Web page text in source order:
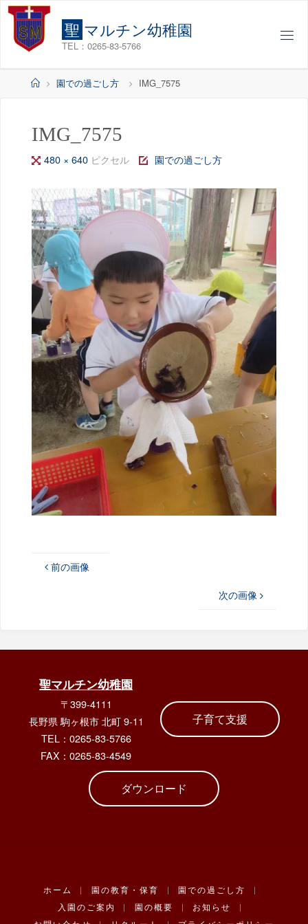
コ
聖 マルチン幼稚園
TEL：0265-83-5766
ホ
園での過ごし方 IMG_7575
IMG_7575
フ
サ
イ
ズ
480 × 640 ピクセル 園での過ごし方
前の画像
次の画像
聖マルチン幼稚園
〒399-4111
長野県 駒ヶ根市 北町 9-11
TEL：0265-83-5766
FAX：0265-83-4549
子育て支援
ダウンロード
ホーム | 園の教育・保育 | 園での過ごし方
|
入園のご案内
| 園の概要 | お知らせ
|